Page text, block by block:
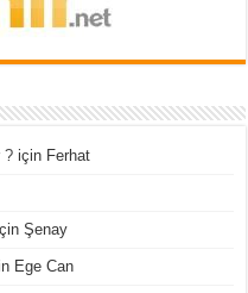
? için Ferhat
Şenay
Ege Can